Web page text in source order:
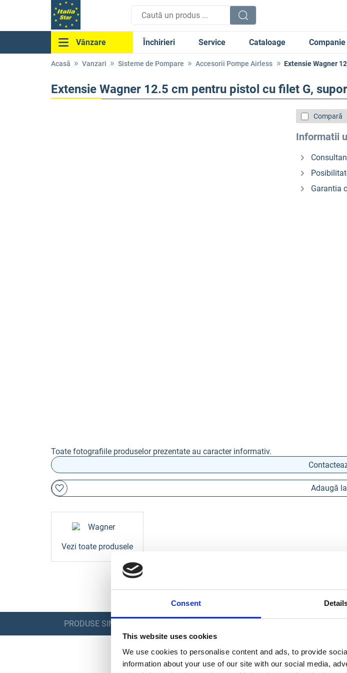
Consent
This website uses cookies
We use cookies to personalise content and ads, to provide
information about your use of our site with our social media,
Vânzare Închirieri Service Cataloage Companie
Acasă Vanzari Sisteme de Pompare Accesorii Pompe Airless Extensie Wagner
Extensie Wagner 12.5 cm pentru pistol cu filet G,
Toate fotografiile produselor prezentate au caracter informativ.
Compară
Informatii
Garantia
Adaugă
Vezi toate produsele
PRODUSE SIMILARE